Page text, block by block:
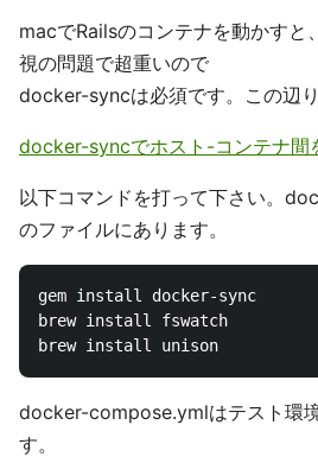
macでRailsのコンテナを動かすと
視の問題で超重いので
docker-syncは必須です。この辺り
docker-syncでホスト-コンテナ間
以下コマンドを打って下さい。
のファイルにあります。
gem install docker-sync
brew install fswatch
docker-compose.ymlはテスト環
す。